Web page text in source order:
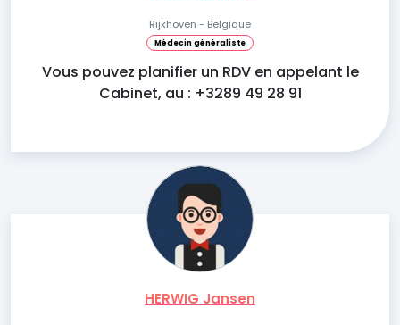
Rijkhoven - Belgique
Médecin généraliste
Vous pouvez planifier un RDV en appelant le
Cabinet, au : +3289 49 28 91
HERWIG Jansen